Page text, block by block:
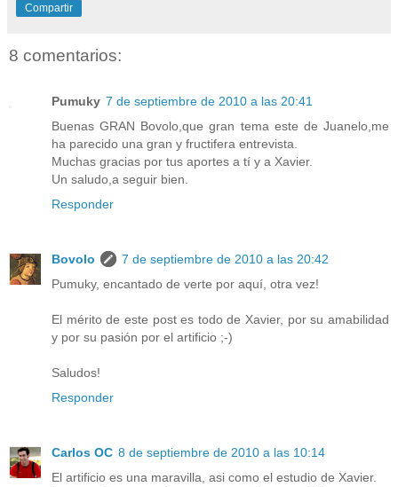
Compartir
8 comentarios:
Pumuky 7 de septiembre de 2010 a las 20:41
Buenas GRAN Bovolo,que gran tema este de Juanelo,me
ha parecido una gran y fructifera entrevista.
Muchas gracias por tus aportes a tí y a Xavier.
Un saludo,a seguir bien.
Responder
Bovolo
7 de septiembre de 2010 a las 20:42
Pumuky, encantado de verte por aquí, otra vez!
El mérito de este post es todo de Xavier, por su amabilidad
y por su pasión por el artificio ;-)
Saludos!
Responder
Carlos OC 8 de septiembre de 2010 a las 10:14
El artificio es una maravilla, asi como el estudio de Xavier.